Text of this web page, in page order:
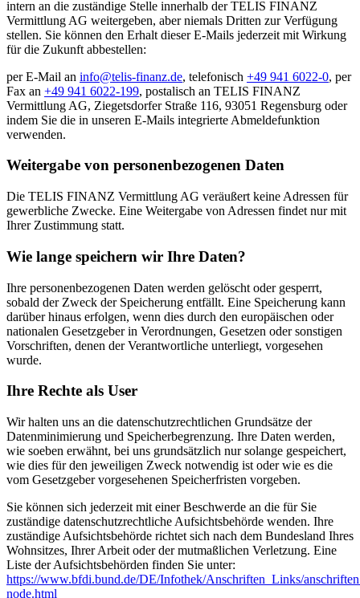
intern an die zuständige Stelle innerhalb der TELIS FINANZ
Vermittlung AG weitergeben, aber niemals Dritten zur Verfügung
stellen. Sie können den Erhalt dieser E-Mails jederzeit mit Wirkung
für die Zukunft abbestellen:
per E-Mail an info@telis-finanz.de, telefonisch +49 941 6022-0, per
Fax an +49 941 6022-199, postalisch an TELIS FINANZ
Vermittlung AG, Ziegetsdorfer Straße 116, 93051 Regensburg oder
indem Sie die in unseren E-Mails integrierte Abmeldefunktion
verwenden.
Weitergabe von personenbezogenen Daten
Die TELIS FINANZ Vermittlung AG veräußert keine Adressen für
gewerbliche Zwecke. Eine Weitergabe von Adressen findet nur mit
Ihrer Zustimmung statt.
Wie lange speichern wir Ihre Daten?
Ihre personenbezogenen Daten werden gelöscht oder gesperrt,
sobald der Zweck der Speicherung entfällt. Eine Speicherung kann
darüber hinaus erfolgen, wenn dies durch den europäischen oder
nationalen Gesetzgeber in Verordnungen, Gesetzen oder sonstigen
Vorschriften, denen der Verantwortliche unterliegt, vorgesehen
wurde.
Ihre Rechte als User
Wir halten uns an die datenschutzrechtlichen Grundsätze der
Datenminimierung und Speicherbegrenzung. Ihre Daten werden,
wie soeben erwähnt, bei uns grundsätzlich nur solange gespeichert,
wie dies für den jeweiligen Zweck notwendig ist oder wie es die
vom Gesetzgeber vorgesehenen Speicherfristen vorgeben.
Sie können sich jederzeit mit einer Beschwerde an die für Sie
zuständige datenschutzrechtliche Aufsichtsbehörde wenden. Ihre
zuständige Aufsichtsbehörde richtet sich nach dem Bundesland Ihres
Wohnsitzes, Ihrer Arbeit oder der mutmaßlichen Verletzung. Eine
Liste der Aufsichtsbehörden finden Sie unter:
https://www.bfdi.bund.de/DE/Infothek/Anschriften_Links/
node.html